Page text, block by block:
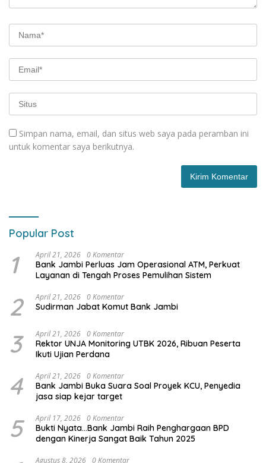
Simpan nama, email, dan situs web saya pada peramban ini
untuk komentar saya berikutnya.
Popular Post
1 April 21, 2026 0 Komentar
Bank Jambi Perluas Jam Operasional ATM, Perkuat
Layanan di Tengah Proses Pemulihan Sistem
2 April 21, 2026 0 Komentar
Sudirman Jabat Komut Bank Jambi
3 April 21, 2026 0 Komentar
Rektor UNJA Monitoring UTBK 2026, Ribuan Peserta
Ikuti Ujian Perdana
4 April 21, 2026 0 Komentar
Bank Jambi Buka Suara Soal Proyek KCU, Penyedia
jasa siap kejar target
5 April 17, 2026 0 Komentar
Bukti Nyata…Bank Jambi Raih Penghargaan BPD
dengan Kinerja Sangat Baik Tahun 2025
Agustus 8, 2026 0 Komentar